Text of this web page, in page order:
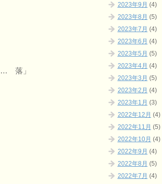
… 落」
2023年9月 (4)
2023年8月 (5)
2023年7月 (4)
2023年6月 (4)
2023年5月 (5)
2023年4月 (4)
2023年3月 (5)
2023年2月 (4)
2023年1月 (3)
2022年12月 (4)
2022年11月 (5)
2022年10月 (4)
2022年9月 (4)
2022年8月 (5)
2022年7月 (4)